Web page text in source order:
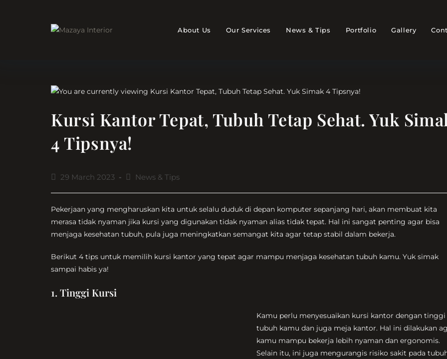
About Us Our Services News & Tips Portfolio Gallery
Kursi Kantor Tepat, Tubuh Tetap Sehat. Yuk
4 Tipsnya!
Post29 March 2023
PostNews & Tips
Pekerjaan yang mengharuskan kita untuk selalu duduk di depan komputer sepanjang hari, akan membuat kita
merasa tidak nyaman jika kursi yang digunakan tidak nyaman alias tidak tepat. Hal ini sangat penting agar bisa
menjaga kesehatan tubuh, pula juga meningkatkan semangat kita agar tetap stabil dalam bekerja.
Berikut 4 tips untuk memilih kursi kantor yang tepat agar mampu menjaga kesehatan tubuh kamu. Yuk simak
sampai habis ya!
1. Tinggi Kursi
Kamu perlu menyesuaikan kursi kantor dengan tinggi
tubuh kamu dan juga meja kantor. Hal ini dilakukan
kamu mampu bekerja lebih nyaman dan ergonomis.
Selain itu, ini juga mengurangis risiko sakit pada